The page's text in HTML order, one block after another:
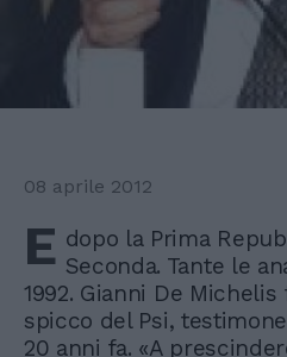
08 aprile 2012
E dopo la Prima
Seconda. Tante le
1992. Gianni De
spicco del Psi,
20 anni fa. «A